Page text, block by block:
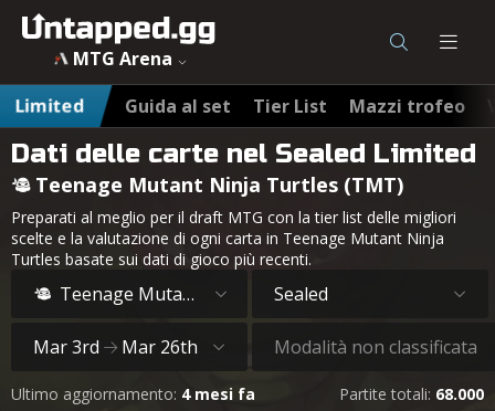
MTG Arena
Limited
Guida al set Tier List Mazzi trofeo
Dati delle carte nel Sealed Limited
Teenage Mutant Ninja Turtles (TMT)
Preparati al meglio per il draft MTG con la tier list delle migliori
scelte e la valutazione di ogni carta in Teenage Mutant Ninja
Turtles basate sui dati di gioco più recenti.
Teenage Mutant Ninja Turtles Sealed
Mar 3rd Mar 26th Modalità non classificata
Ultimo aggiornamento: 4 mesi fa Partite totali: 68.000